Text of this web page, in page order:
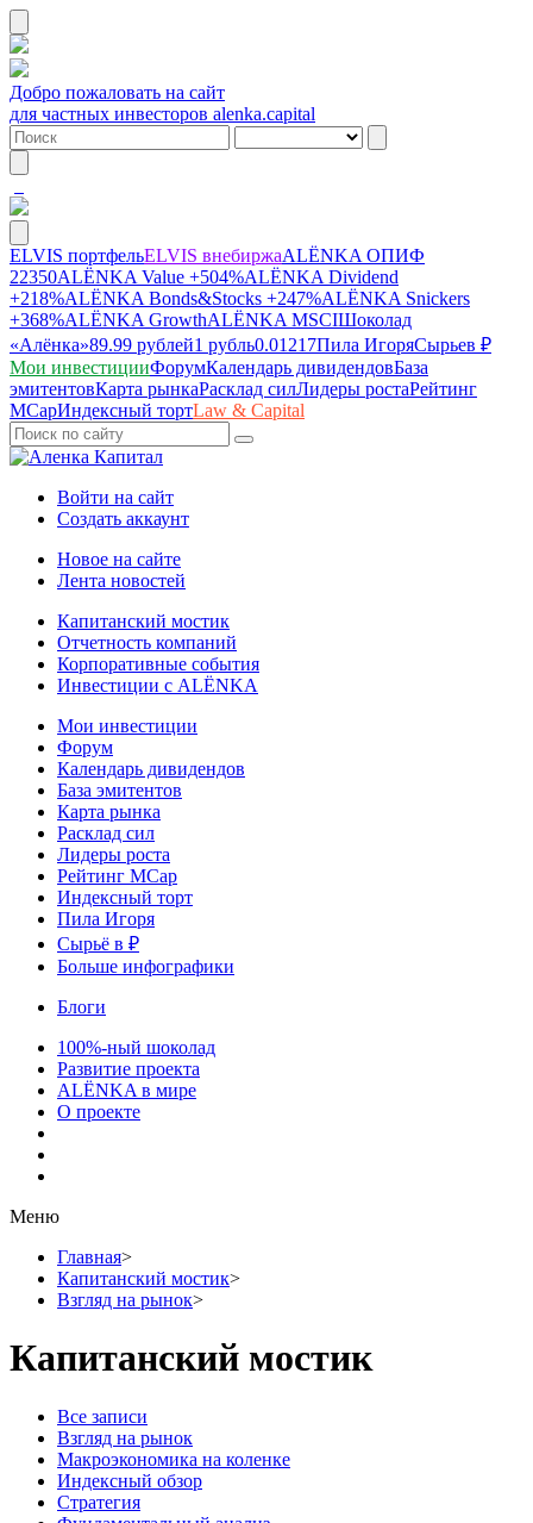
Добро пожаловать на сайт
для частных инвесторов alenka.capital
ELVIS портфельELVIS внебиржаALЁNKA ОПИФ
22350ALЁNKA Value +504%ALЁNKA Dividend
+218%ALЁNKA Bonds&Stocks +247%ALЁNKA Snickers
+368%ALЁNKA GrowthALЁNKA MSCIШоколад
«Алёнка»89.99 рублей1 рубль0.01217Пила ИгоряСырьев ₽
Мои инвестицииФорумКалендарь дивидендовБаза
эмитентовКарта рынкаРасклад силЛидеры ростаРейтинг
MCapИндексный тортLaw & Capital
Войти на сайт
Создать аккаунт
Новое на сайте
Лента новостей
Капитанский мостик
Отчетность компаний
Корпоративные события
Инвестиции с ALЁNKA
Мои инвестиции
Форум
Календарь дивидендов
База эмитентов
Карта рынка
Расклад сил
Лидеры роста
Рейтинг MCap
Индексный торт
Пила Игоря
Сырьё в ₽
Больше инфографики
Блоги
100%-ный шоколад
Развитие проекта
ALЁNKA в мире
О проекте
Меню
Главная>
Капитанский мостик>
Взгляд на рынок>
Капитанский мостик
Все записи
Взгляд на рынок
Макроэкономика на коленке
Индексный обзор
Стратегия